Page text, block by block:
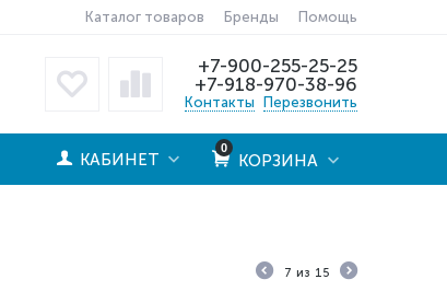
Каталог товаров Бренды Помощь
+7-900-255-25-25
+7-918-970-38-96
Контакты Перезвонить
0
КОРЗИНА
КАБИНЕТ
7 из 15